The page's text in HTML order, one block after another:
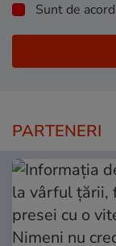
Sunt de
PARTENERI